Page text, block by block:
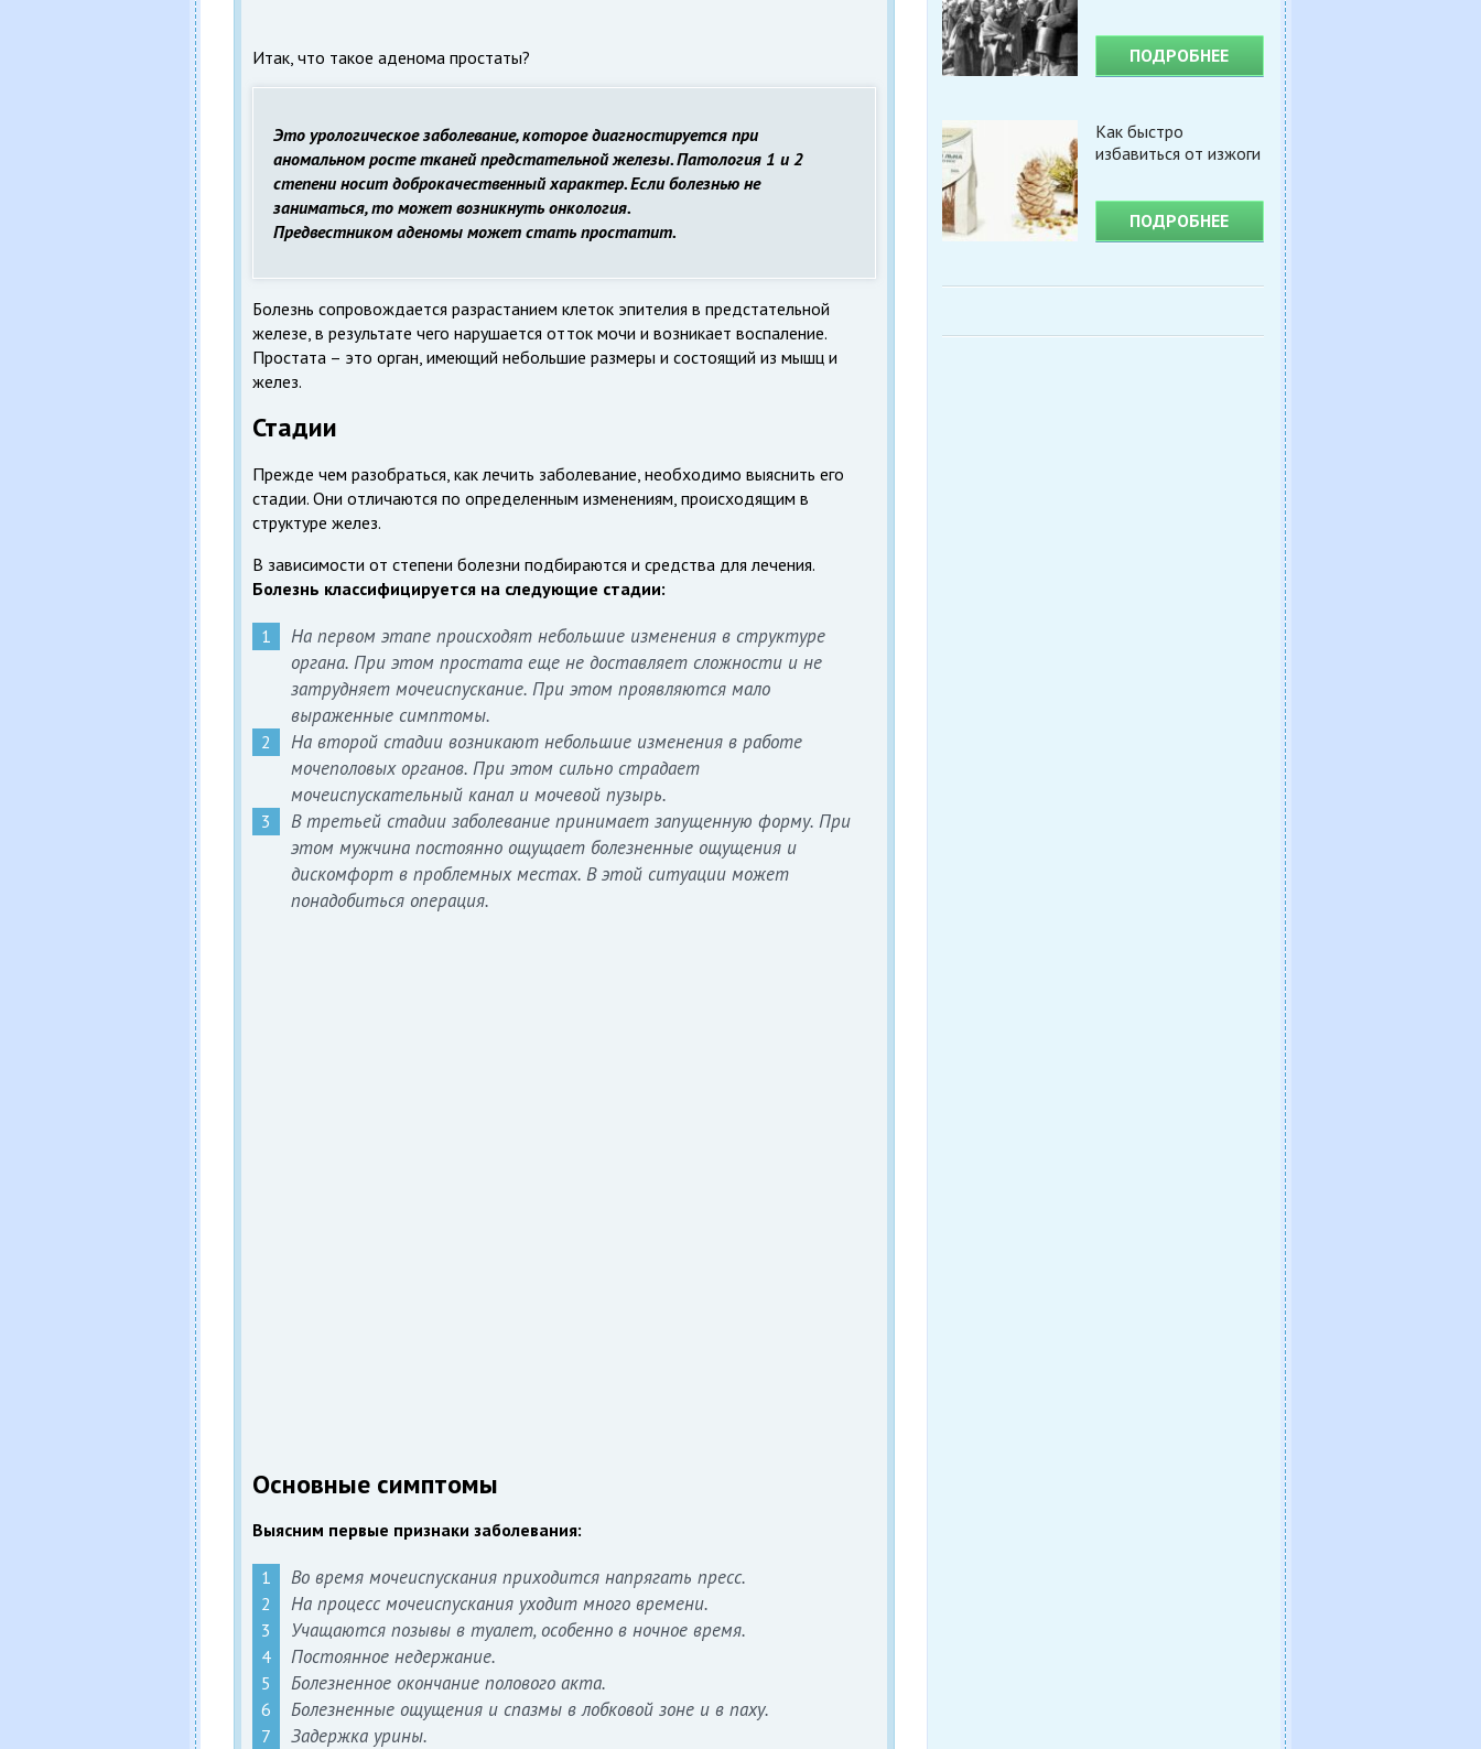
Итак, что такое аденома простаты?
Это урологическое заболевание, которое диагностируется при
аномальном росте тканей предстательной железы. Патология 1 и 2
степени носит доброкачественный характер. Если болезнью не
заниматься, то может возникнуть онкология.
Предвестником аденомы может стать простатит.
Болезнь сопровождается разрастанием клеток эпителия в предстательной
железе, в результате чего нарушается отток мочи и возникает воспаление.
Простата – это орган, имеющий небольшие размеры и состоящий из мышц и
желез.
Стадии
Прежде чем разобраться, как лечить заболевание, необходимо выяснить его
стадии. Они отличаются по определенным изменениям, происходящим в
структуре желез.
В зависимости от степени болезни подбираются и средства для лечения.
Болезнь классифицируется на следующие стадии:
На первом этапе происходят небольшие изменения в структуре
органа. При этом простата еще не доставляет сложности и не
затрудняет мочеиспускание. При этом проявляются мало
выраженные симптомы.
На второй стадии возникают небольшие изменения в работе
мочеполовых органов. При этом сильно страдает
мочеиспускательный канал и мочевой пузырь.
В третьей стадии заболевание принимает запущенную форму. При
этом мужчина постоянно ощущает болезненные ощущения и
дискомфорт в проблемных местах. В этой ситуации может
понадобиться операция.
Основные симптомы
Выясним первые признаки заболевания:
Во время мочеиспускания приходится напрягать пресс.
На процесс мочеиспускания уходит много времени.
Учащаются позывы в туалет, особенно в ночное время.
Постоянное недержание.
Болезненное окончание полового акта.
Болезненные ощущения и спазмы в лобковой зоне и в паху.
Задержка урины.
ПОДРОБНЕЕ
Как быстро
избавиться от изжоги
ПОДРОБНЕЕ